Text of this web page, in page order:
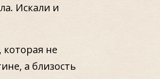
Искали и
которая не
а близость